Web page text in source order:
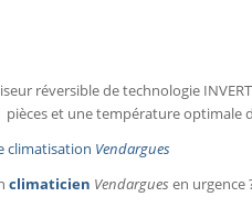
réversible de technologie
pièces et une température optimale
climatisation Vendargues
climaticien Vendargues en urgence